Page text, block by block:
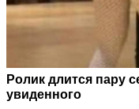
Ролик длится пару
увиденного